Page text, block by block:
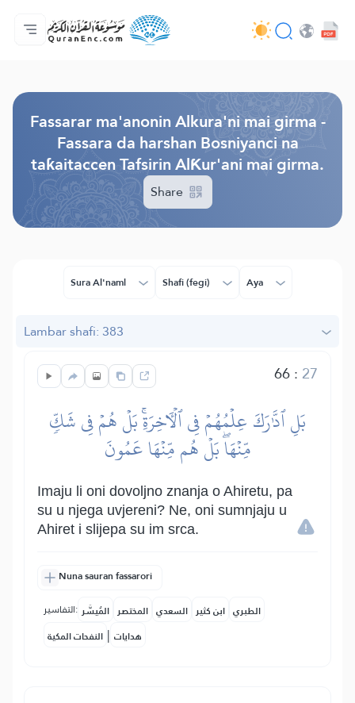
Gida
Jerin ginshikan taken fassarorin
Audio
Ayyukan masu bunkasawa - API
Dangane da wannan aikin
Ka tuntube mu
Harshe
Fassarar ma'anonin Alkura'ni mai girma -
Fassara da harshan Bosniyanci na
taƙaitaccen Tafsirin AlƘur'ani mai girma.
Share
Sura Al'naml Shafi (fegi) Aya
Lambar shafi: 383
66: 27
بَلِ ٱدَّٰرَكَ عِلۡمُهُمۡ فِي ٱلۡأٓخِرَةِۚ بَلۡ هُمۡ فِي شَكّٖ
مِّنۡهَاۖ بَلۡ هُم مِّنۡهَا عَمُونَ
Imaju li oni dovoljno znanja o Ahiretu, pa
su u njega uvjereni? Ne, oni sumnjaju u
Ahiret i slijepa su im srca.
Nuna sauran fassarori
التفاسير: المُيسَّر المختصر السعدي ابن كثير الطبري
النفحات المكية | هدايات